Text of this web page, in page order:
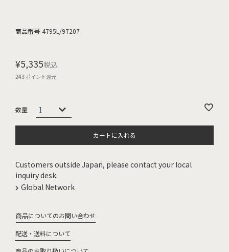
商品番号 4795L/97207
¥5,335税込
243ポイント還元
カートに入れる
Customers outside Japan, please contact your local
inquiry desk.
Global Network
商品についてのお問い合わせ
配送・送料について